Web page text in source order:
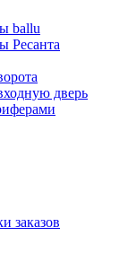
ballu
Ресанта
дверь
заказов